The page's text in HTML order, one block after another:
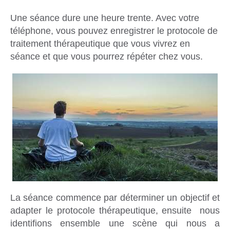
Une séance dure une heure trente. Avec votre
téléphone, vous pouvez enregistrer le protocole de
traitement thérapeutique que vous vivrez en
séance et que vous pourrez répéter chez vous.
La séance commence par déterminer un objectif et
adapter le protocole thérapeutique, ensuite nous
identifions ensemble une scène qui nous a